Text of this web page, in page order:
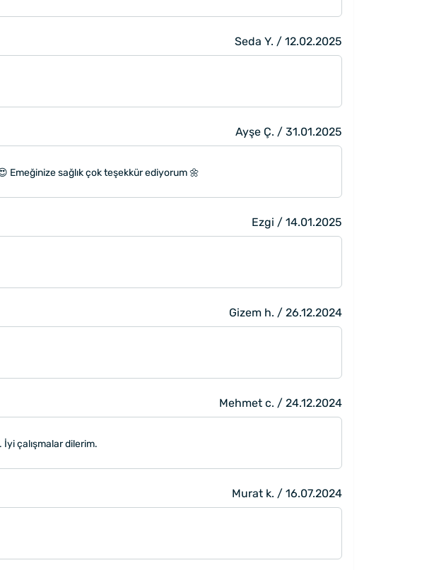
Seda Y. / 12.02.2025
Ayşe Ç. / 31.01.2025
Emeğinize sağlık çok teşekkür ediyorum 🌼
Ezgi / 14.01.2025
Gizem h. / 26.12.2024
Mehmet c. / 24.12.2024
çalışmalar dilerim.
Murat k. / 16.07.2024